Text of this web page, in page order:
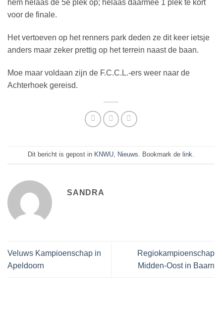
hem helaas de 5e plek op; helaas daarmee 1 plek te kort
voor de finale.
Het vertoeven op het renners park deden ze dit keer ietsje
anders maar zeker prettig op het terrein naast de baan.
Moe maar voldaan zijn de F.C.C.L.-ers weer naar de
Achterhoek gereisd.
Dit bericht is gepost in KNWU Nieuws . Bookmark de link
SANDRA
Veluws Kampioenschap in
Apeldoorn
Regiokampioenschap
Midden-Oost in Baarn